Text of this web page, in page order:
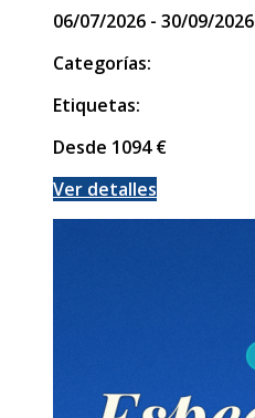
06/07/2026 - 30/09/2026
Categorías:
Etiquetas:
Desde 1094 €
Ver detalles